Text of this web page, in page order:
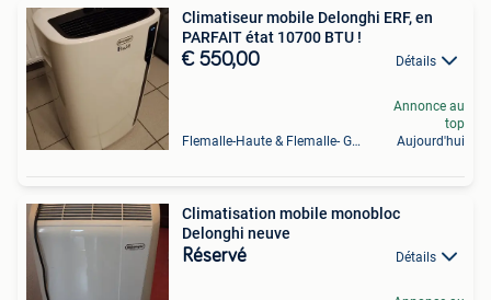
Climatiseur mobile Delonghi ERF, en
PARFAIT état 10700 BTU !
€ 550,00 Détails
Flemalle-Haute & Flemalle- Grande & Partie Awirs
Annonce au
top
Aujourd'hui
Climatisation mobile monobloc
Delonghi neuve
Réservé Détails